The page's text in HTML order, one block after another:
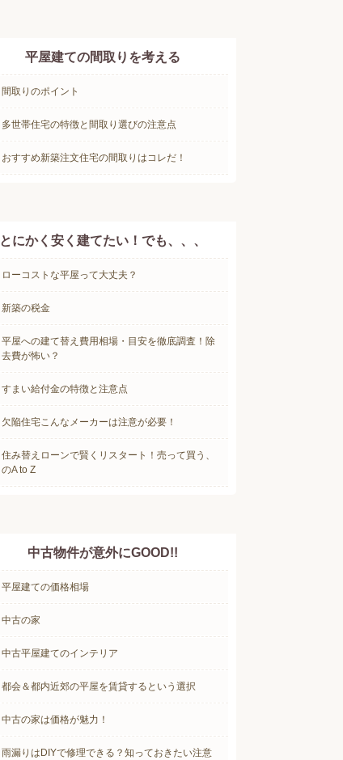
平屋建ての間取りを考える
間取りのポイント
多世帯住宅の特徴と間取り選びの注意点
おすすめ新築注文住宅の間取りはコレだ！
とにかく安く建てたい！でも、、、
ローコストな平屋って大丈夫？
新築の税金
平屋への建て替え費用相場・目安を徹底調査！除
去費が怖い？
すまい給付金の特徴と注意点
欠陥住宅こんなメーカーは注意が必要！
住み替えローンで賢くリスタート！売って買う、
のA to Z
中古物件が意外にGOOD!!
平屋建ての価格相場
中古の家
中古平屋建てのインテリア
都会＆都内近郊の平屋を賃貸するという選択
中古の家は価格が魅力！
雨漏りはDIYで修理できる？知っておきたい注意